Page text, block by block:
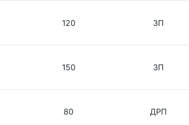
120 ЗП
150 ЗП
80 ДРП